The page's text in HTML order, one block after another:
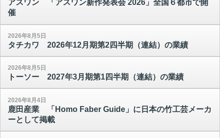
アスワン 「アスワン新作発表会 2026」全国６都市で開
催
2026年8月5日
タチカワ 2026年12月期第2四半期（連結）の業績
2026年8月5日
トーソー 2027年3月期第1四半期（連結）の業績
2026年8月4日
鹿田産業 「Homo Faber Guide」に日本の竹工芸メーカ
ーとして掲載